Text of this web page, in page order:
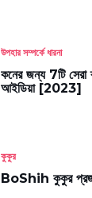
উপহার সম্পর্কে ধারনা
কনের জন্য 7টি সেরা
আইডিয়া [2023]
কুকুর
BoShih কুকুর